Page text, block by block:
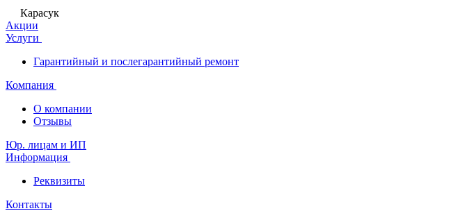
Карасук
Акции
Услуги
Гарантийный и послегарантийный ремонт
Компания
О компании
Отзывы
Юр. лицам и ИП
Информация
Реквизиты
Контакты